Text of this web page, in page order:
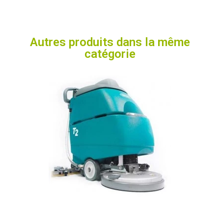
Autres produits dans la même
catégorie